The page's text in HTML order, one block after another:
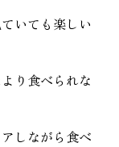
いても楽しい
り食べられな
しながら食べ